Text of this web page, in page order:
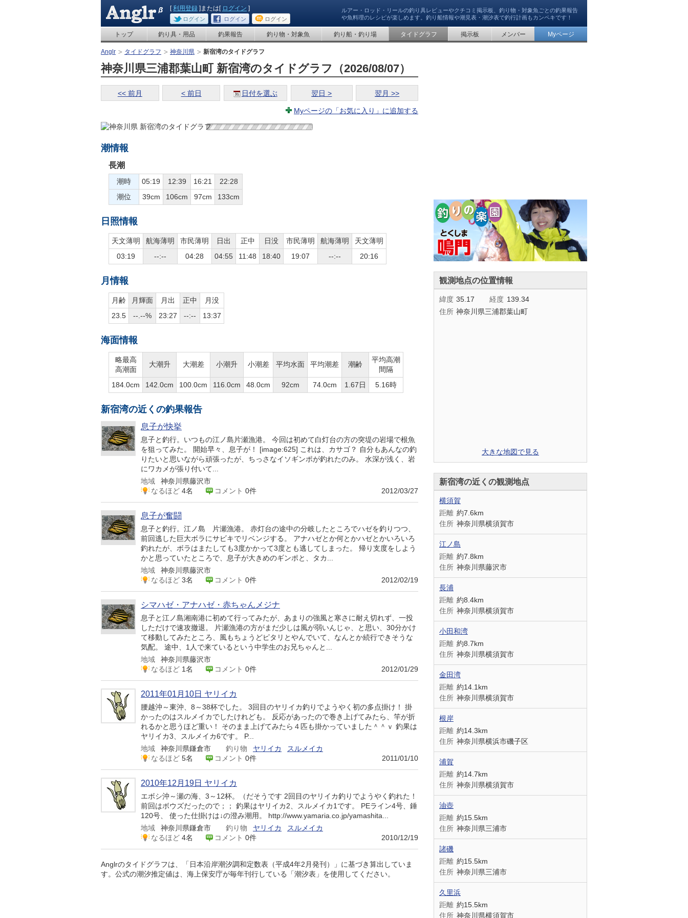
ルアー・ロッド・リールの釣り具レビューやクチコミ掲示板、釣り物・対象魚ごとの釣果報告
や魚料理のレシピが楽しめます。釣り船情報や潮見表・潮汐表で釣行計画もカンペキです！
[利用登録 ]または[ ログイン ]
ログイン ログイン ログイン
トップ 釣り具・用品 釣果報告 釣り物・対象魚 釣り船・釣り場 タイドグラフ 掲示板 メンバー Myページ
Anglr タイドグラフ 神奈川県 新宿湾のタイドグラフ
神奈川県三浦郡葉山町 新宿湾のタイドグラフ（2026/08/07）
<< 前月 < 前日 日付を選ぶ 翌月 >>
翌日 >
Myページの「お気に入り」に追加する
潮情報
長潮
潮時 05:19 12:39 16:21
22:28
潮位
39cm 106cm 97cm 133cm
日照情報
天文薄明 航海薄明 市民薄明 日出 正中 日没 市民薄明 航海薄明
天文薄明
03:19
--:-- 04:28 04:55 11:48 18:40 19:07 --:-- 20:16
月情報
月齢 月輝面 月出 正中
月没
23.5
--.--% 23:27 --:-- 13:37
海面情報
略最高
高潮面
大潮升 大潮差 小潮升 小潮差 平均水面 平均潮差 潮齢
平均高潮
間隔
184.0cm
142.0cm 100.0cm 116.0cm 48.0cm 92cm 74.0cm 1.67日 5.16時
新宿湾の近くの釣果報告
息子が快挙
息子と釣行。いつもの江ノ島片瀬漁港。 今回は初めて白灯台の方の突堤の岩場で根魚
を狙ってみた。 開始早々、息子が！ [image:625] これは、カサゴ？ 自分もあんなの釣
りたいと思いながら頑張ったが、ちっさなイソギンポが釣れたのみ。 水深が浅く、岩
にワカメが張り付いて...
地域
神奈川県藤沢市
なるほど 4名 コメント 0件 2012/03/27
息子が奮闘
息子と釣行。江ノ島 片瀬漁港。 赤灯台の途中の分岐したところでハゼを釣りつつ、
前回逃した巨大ボラにサビキでリベンジする。 アナハゼとか何とかハゼとかいろいろ
釣れたが、ボラはまたしても3度かかって3度とも逃してしまった。 帰り支度をしよう
かと思っていたところで、息子が大きめのギンポと、タカ...
地域
神奈川県藤沢市
なるほど 3名 コメント 0件 2012/02/19
シマハゼ・アナハゼ・赤ちゃんメジナ
息子と江ノ島湘南港に初めて行ってみたが、あまりの強風と寒さに耐え切れず、一投
しただけで速攻撤退。 片瀬漁港の方がまだ少しは風が弱いんじゃ、と思い、30分かけ
て移動してみたところ、風もちょうどピタリとやんでいて、なんとか続行できそうな
気配。 途中、1人で来ているという中学生のお兄ちゃんと...
地域
神奈川県藤沢市
なるほど 1名 コメント 0件 2012/01/29
2011年01月10日 ヤリイカ
腰越沖～東沖、8～38杯でした。 3回目のヤリイカ釣りでようやく初の多点掛け！ 掛
かったのはスルメイカでしたけれども。 反応があったので巻き上げてみたら、竿が折
れるかと思うほど重い！ そのまま上げてみたら４匹も掛かっていました＾＾ｖ 釣果は
ヤリイカ3、スルメイカ6です。 P...
地域
神奈川県鎌倉市 釣り物 ヤリイカ
スルメイカ
なるほど 5名 コメント 0件 2011/01/10
2010年12月19日 ヤリイカ
エボシ沖～瀬の海、3～12杯。（だそうです 2回目のヤリイカ釣りでようやく釣れた！
前回はボウズだったので；； 釣果はヤリイカ2、スルメイカ1です。 PEライン4号、錘
120号、 使った仕掛けは↓の澄み潮用。 http://www.yamaria.co.jp/yamashita...
地域
神奈川県鎌倉市 釣り物 ヤリイカ
スルメイカ
なるほど 4名 コメント 0件 2010/12/19
Anglrのタイドグラフは、「日本沿岸潮汐調和定数表（平成4年2月発刊）」に基づき算出していま
す。公式の潮汐推定値は、海上保安庁が毎年刊行している「潮汐表」を使用してください。
観測地点の位置情報
緯度 35.17 経度 139.34
住所 神奈川県三浦郡葉山町
大きな地図で見る
新宿湾の近くの観測地点
横須賀
距離 約7.6km
住所 神奈川県横須賀市
江ノ島
距離 約7.8km
住所 神奈川県藤沢市
長浦
距離 約8.4km
住所 神奈川県横須賀市
小田和湾
距離 約8.7km
住所 神奈川県横須賀市
金田湾
距離 約14.1km
住所 神奈川県横須賀市
根岸
距離 約14.3km
住所 神奈川県横浜市磯子区
浦賀
距離 約14.7km
住所 神奈川県横須賀市
油壺
距離 約15.5km
住所 神奈川県三浦市
諸磯
距離 約15.5km
住所 神奈川県三浦市
久里浜
距離 約15.5km
住所 神奈川県横須賀市